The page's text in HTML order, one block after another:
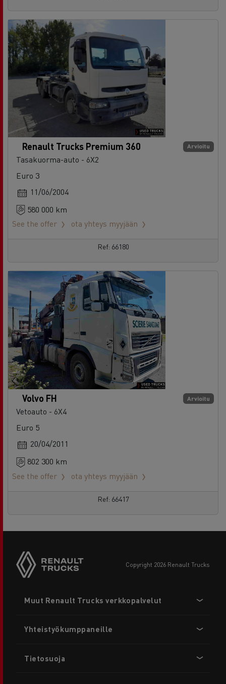
Arvioitu
Renault Trucks Premium 360
Tasakuorma-auto - 6X2
Euro 3
11/06/2004
580 000 km
See the offer
ota yhteys myyjään
Ref: 66180
Arvioitu
Volvo FH
Vetoauto - 6X4
Euro 5
20/04/2011
802 300 km
See the offer
ota yhteys myyjään
Ref: 66417
copyright 2026 Renault Trucks
menu
Muut Renault Trucks verkkopalvelut
Yhteistyökumppaneille
Tietosuoja